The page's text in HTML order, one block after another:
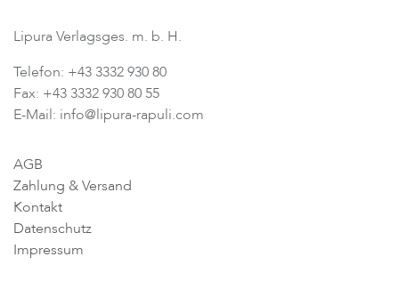
Lipura Verlagsges. m. b. H.
Telefon: +43 3332 930 80
Fax: +43 3332 930 80 55
E-Mail: info@lipura-rapuli.com
AGB
Zahlung & Versand
Kontakt
Datenschutz
Impressum